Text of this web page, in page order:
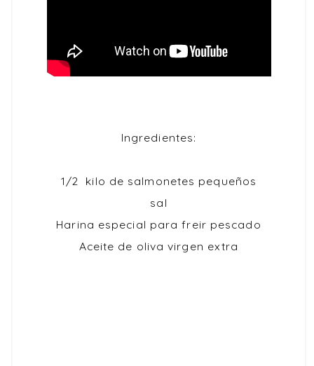
Ingredientes:
1/2 kilo de salmonetes pequeños
sal
Harina especial para freir pescado
Aceite de oliva virgen extra